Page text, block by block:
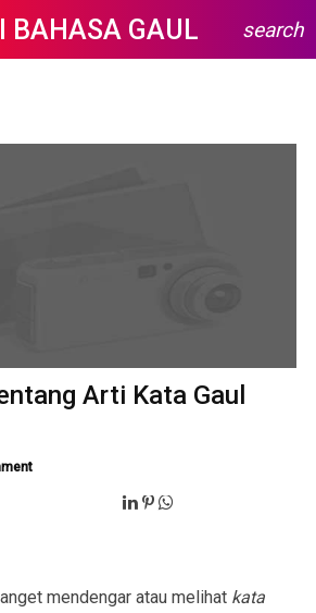
BAHASA GAUL search
Arti Kata Gaul
mendengar atau melihat kata